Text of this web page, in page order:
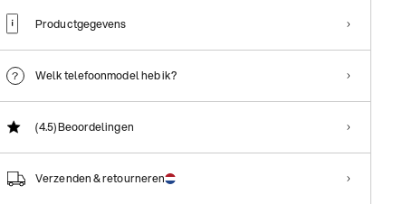
Productgegevens
Welk telefoonmodel heb ik?
(4.5)Beoordelingen
Verzenden & retourneren